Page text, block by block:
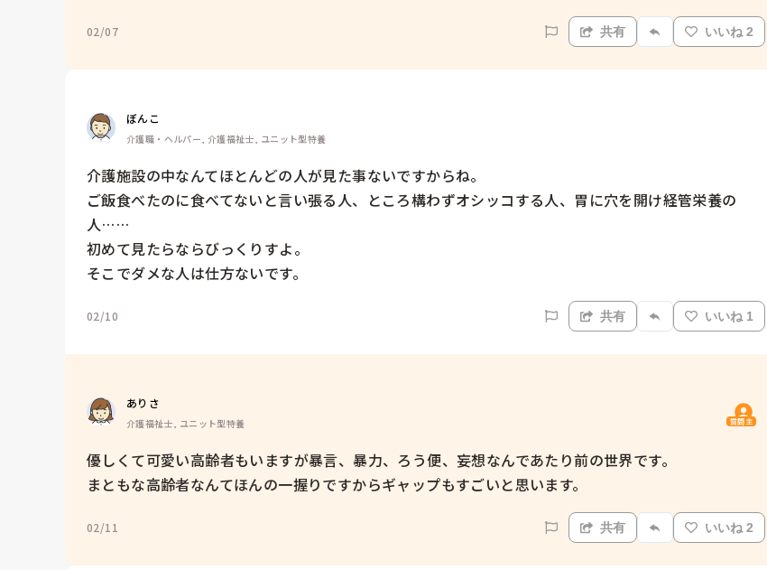
02/07 共有 いいね 2
ぼんこ
介護職・ヘルパー, 介護福祉士, ユニット型特養
介護施設の中なんてほとんどの人が見た事ないですからね。
ご飯食べたのに食べてないと言い張る人、ところ構わずオシッコする人、胃に穴を開け経管栄養の
人……
初めて見たらならびっくりすよ。
そこでダメな人は仕方ないです。
02/10 共有 いいね 1
ありさ
介護福祉士, ユニット型特養 質問主
優しくて可愛い高齢者もいますが暴言、暴力、ろう便、妄想なんであたり前の世界です。
まともな高齢者なんてほんの一握りですからギャップもすごいと思います。
02/11 共有 いいね 2